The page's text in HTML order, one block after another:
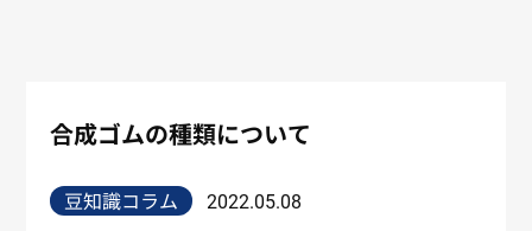
合成ゴムの種類について
豆知識コラム 2022.05.08